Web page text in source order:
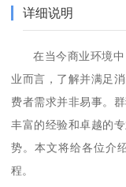
详细说明
在当今商业环境
业而言，了解并满足
费者需求并非易事。
丰富的经验和卓越的
势。本文将给各位介
程。